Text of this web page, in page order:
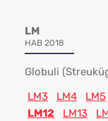
LM
HAB 2018
Globuli
LM3
LM4 LM5
LM12
LM13